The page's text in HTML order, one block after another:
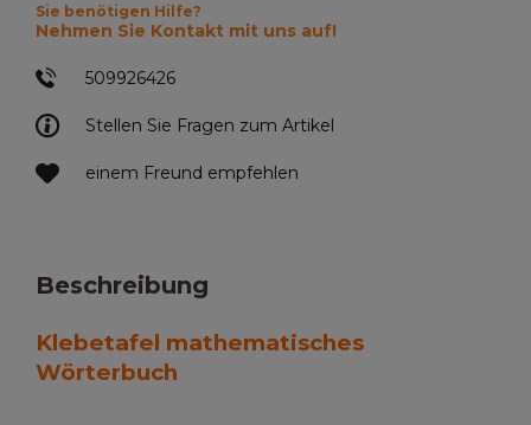
Stellen Sie Fragen zum Artikel
einem Freund empfehlen
Sie benötigen Hilfe?
Nehmen Sie Kontakt mit uns auf!
509926426
Beschreibung
Klebetafel mathematisches
Wörterbuch